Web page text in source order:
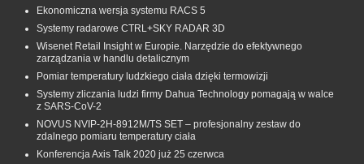
Ekonomiczna wersja systemu RACS 5
Systemy radarowe CTRL+SKY RADAR 3D
Wisenet Retail Insight w Europie. Narzędzie do efektywnego
zarządzania w handlu detalicznym
Pomiar temperatury ludzkiego ciała dzięki termowizji
Systemy zliczania ludzi firmy Dahua Technology pomagają w walce
z SARS-CoV-2
NOVUS NVIP-2H-8912M/TS SET – profesjonalny zestaw do
zdalnego pomiaru temperatury ciała
Konferencja Axis Talk 2020 już 25 czerwca